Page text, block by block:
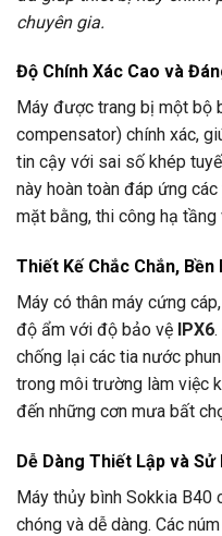
chuyên gia.
Độ Chính Xác Cao và
Máy được trang bị một bộ
compensator) chính xác,
tin cậy với sai số khép
này hoàn toàn đáp ứng
mặt bằng, thi công hạ tầng
Thiết Kế Chắc Chắn, Bền
Máy có thân máy cứng
độ ẩm với độ bảo vệ IPX6
chống lại các tia nước
trong môi trường làm việc
đến những cơn mưa bất
Dễ Dàng Thiết Lập và Sử
Máy thủy bình Sokkia B40
chóng và dễ dàng. Các